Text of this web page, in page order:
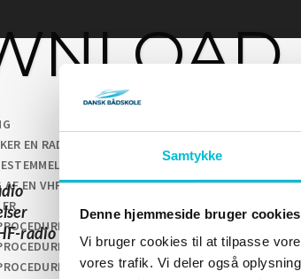
Samtykke
Denne hjemmeside bruger cookies
Vi bruger cookies til at tilpasse
vores trafik. Vi deler også
EN RADIO
AF EN VHF-RADIO
– Rutinekald
– Nødkald
– Il- og sikkerhedskald
radio